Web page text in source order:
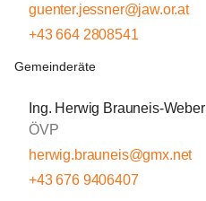
guenter.jessner@jaw.or.at
+43 664 2808541
Gemeinderäte
Ing. Herwig Brauneis-Weber
ÖVP
herwig.brauneis@gmx.net
+43 676 9406407